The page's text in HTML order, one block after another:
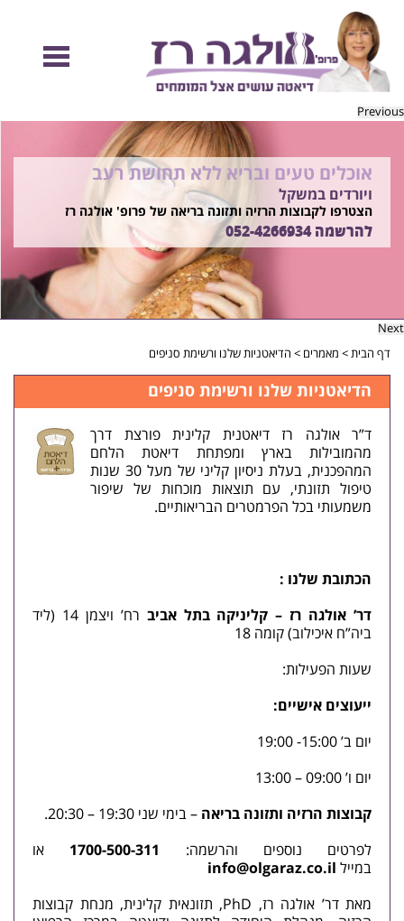
Previous
להיות מוכנות לקיץ הזה ולזה שאחריו!
בשיטת ד"ר אולגה רז
רוצים ללמוד איך?
התקשרו 052-4266934
אוכלים טעים ובריא ללא תחושת רעב
ויורדים במשקל
הצטרפו לקבוצות הרזיה ותזונה בריאה של פרופ' אולגה רז
להרשמה052-4266934
Next
דף הבית> מאמרים > הדיאטניות שלנו ורשימת סניפים
הדיאטניות שלנו ורשימת סניפים
ד”ר אולגה רז דיאטנית קלינית פורצת דרך
מהמובילות בארץ ומפתחת דיאטת הלחם
המהפכנית, בעלת ניסיון קליני של מעל 30 שנות
טיפול תזונתי, עם תוצאות מוכחות של שיפור
משמעותי בכל הפרמטרים הבריאותיים.
הכתובת שלנו :
דר’ אולגה רז – קליניקה בתל אביב
רח’ ויצמן 14 (ליד
ביה”ח איכילוב) קומה 18
שעות הפעילות:
ייעוצים אישיים:
יום ב’ 15:00- 19:00
יום ו’ 09:00 – 13:00
קבוצות הרזיה ותזונה בריאה – בימי שני 19:30 – 20:30.
לפרטים נוספים והרשמה:
1700-500-311 או
במייל
מאת דר’ אולגה רז, PhD, תזונאית קלינית, מנחת קבוצות